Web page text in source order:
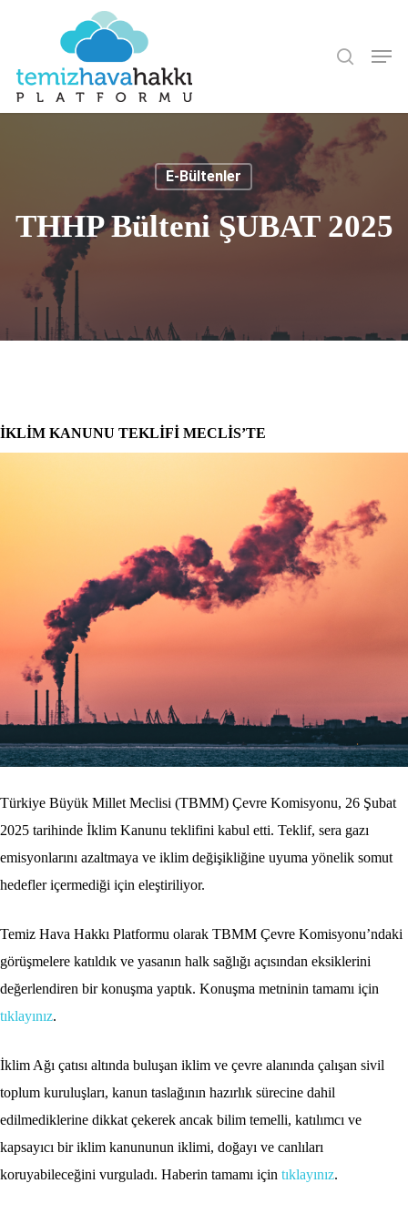
main
content
Menu
E-Bültenler
THHP Bülteni ŞUBAT 2025
İKLİM KANUNU TEKLİFİ MECLİS’TE
Türkiye Büyük Millet Meclisi (TBMM) Çevre Komisyonu, 26 Şubat
2025 tarihinde İklim Kanunu teklifini kabul etti. Teklif, sera gazı
emisyonlarını azaltmaya ve iklim değişikliğine uyuma yönelik somut
hedefler içermediği için eleştiriliyor.
Temiz Hava Hakkı Platformu olarak TBMM Çevre Komisyonu’ndaki
görüşmelere katıldık ve yasanın halk sağlığı açısından eksiklerini
değerlendiren bir konuşma yaptık. Konuşma metninin tamamı için
tıklayınız.
İklim Ağı çatısı altında buluşan iklim ve çevre alanında çalışan sivil
toplum kuruluşları, kanun taslağının hazırlık sürecine dahil
edilmediklerine dikkat çekerek ancak bilim temelli, katılımcı ve
kapsayıcı bir iklim kanununun iklimi, doğayı ve canlıları
koruyabileceğini vurguladı. Haberin tamamı için tıklayınız.